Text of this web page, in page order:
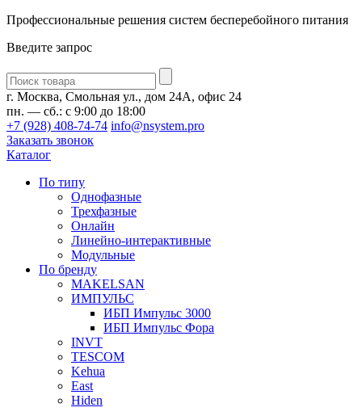
Профессиональные решения систем бесперебойного питания
Введите запрос
Введите
запрос
г. Москва, Смольная ул., дом 24А, офис 24
пн. — сб.: с 9:00 до 18:00
+7 (928) 408-74-74 info@nsystem.pro
Заказать звонок
Каталог
По типу
Однофазные
Трехфазные
Онлайн
Линейно-интерактивные
Модульные
По бренду
MAKELSAN
ИМПУЛЬС
ИБП Импульс 3000
ИБП Импульс Фора
INVT
TESCOM
Kehua
East
Hiden